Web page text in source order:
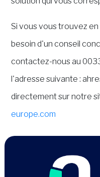
Si vous vous trouvez
besoin d'un conseil
contactez-nous au
l'adresse suivante :
directement sur notre
europe.com